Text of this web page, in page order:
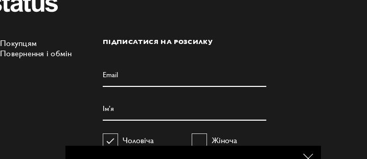
ПІДПИСАТИСЯ НА РОЗСИЛКУ
Чоловіча Жіноча
Покупцям
Повернення і обмін